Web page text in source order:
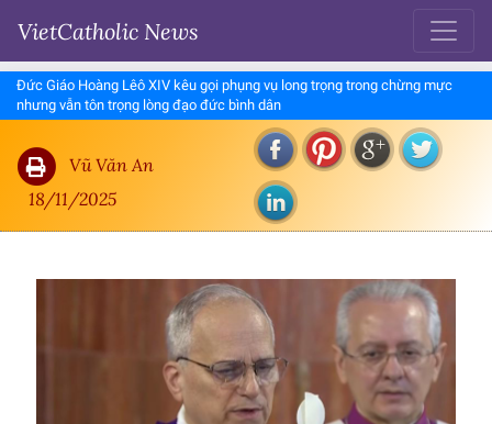
VietCatholic News
Đức Giáo Hoàng Lêô XIV kêu gọi phụng vụ long trọng trong chừng mực
nhưng vẫn tôn trọng lòng đạo đức bình dân
Vũ Văn An
18/11/2025